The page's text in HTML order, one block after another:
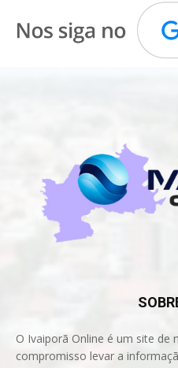
O Ivaiporã Online é um site de
compromisso levar a